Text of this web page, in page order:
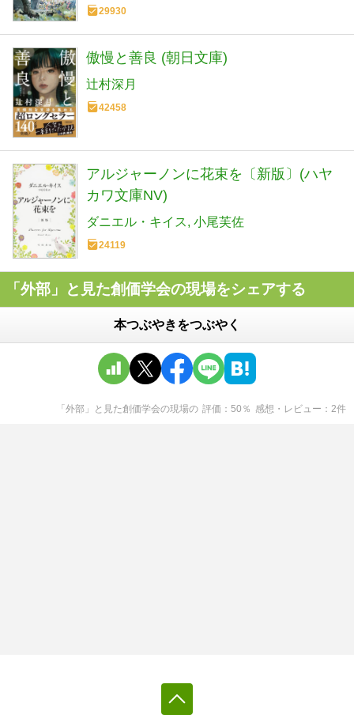
29930
傲慢と善良 (朝日文庫)
辻村深月
42458
アルジャーノンに花束を〔新版〕(ハヤ
カワ文庫NV)
ダニエル・キイス 小尾芙佐
24119
「外部」と見た創価学会の現場をシェアする
本つぶやきをつぶやく
「外部」と見た創価学会の現場の 評価 50 ％ 感想・レビュー 2件